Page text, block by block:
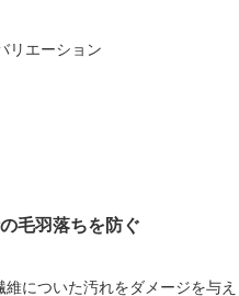
毛羽落ちを防ぐ
についた汚れをダメージを与え